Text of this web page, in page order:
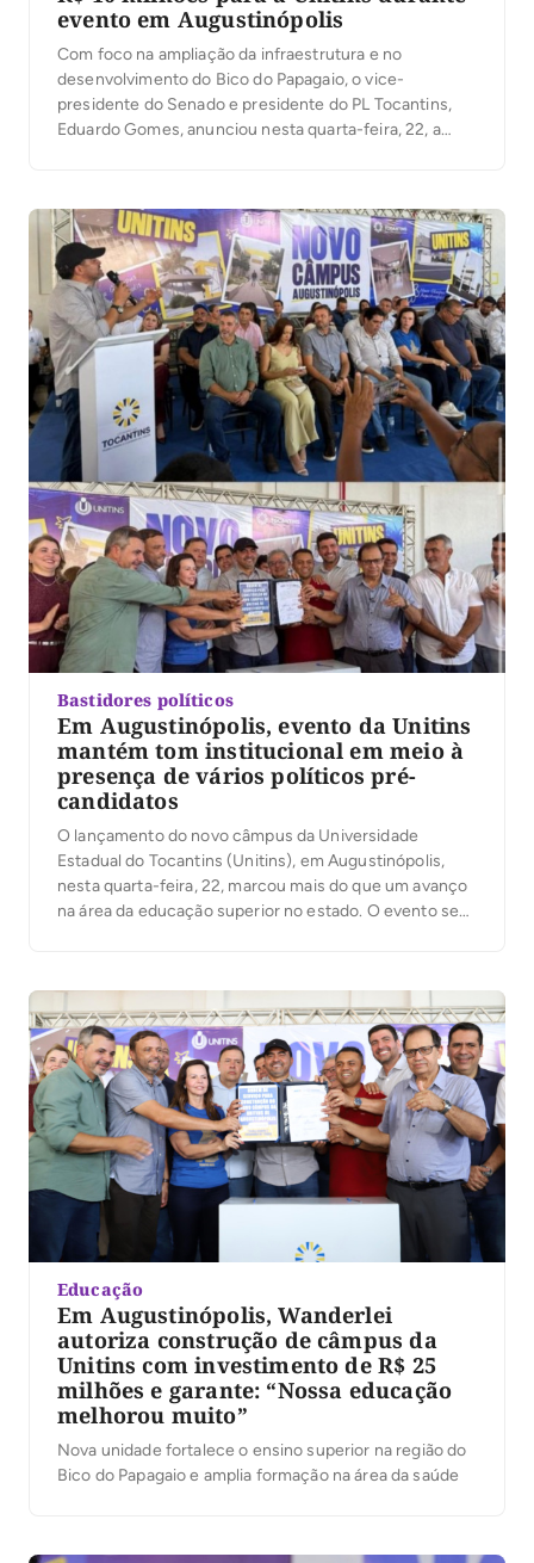
evento em Augustinópolis
Com foco na ampliação da infraestrutura e no
desenvolvimento do Bico do Papagaio, o vice-
presidente do Senado e presidente do PL Tocantins,
Eduardo Gomes, anunciou nesta quarta-feira, 22, a
além de confirmar a destinação de R$ 10 milhões para
[…]
Bastidores políticos
Em Augustinópolis, evento da Unitins
mantém tom institucional em meio à
presença de vários políticos pré-
candidatos
O lançamento do novo câmpus da Universidade
Estadual do Tocantins (Unitins), em Augustinópolis,
nesta quarta-feira, 22, marcou mais do que um avanço
na área da educação superior no estado. O evento se
políticos que hoje se movimentam em campos
distintos […]
Educação
Em Augustinópolis, Wanderlei
autoriza construção de câmpus da
Unitins com investimento de R$ 25
milhões e garante: “Nossa educação
melhorou muito”
Nova unidade fortalece o ensino superior na região do
Bico do Papagaio e amplia formação na área da saúde